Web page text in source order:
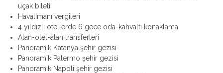
uçak bileti
Havalimanı vergileri
4 yıldızlı otellerde 6 gece oda-kahvaltı konaklama
Alan-otel-alan transferleri
Panoramik Katanya şehir gezisi
Panoramik Palermo şehir gezisi
Panoramik Napoli şehir gezisi